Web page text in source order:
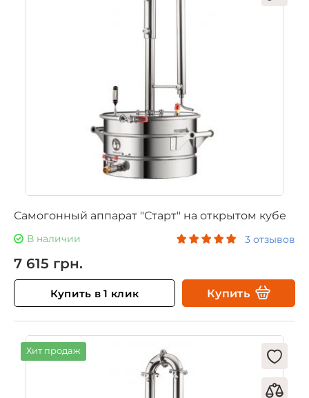
Самогонный аппарат "Старт" на открытом кубе
В наличии 3 отзывов
7 615 грн.
Купить в 1 клик Купить
Хит продаж